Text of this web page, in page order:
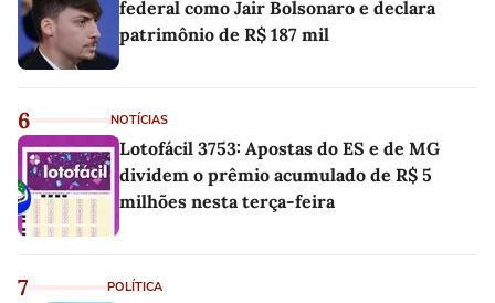
federal como Jair Bolsonaro e declara
patrimônio de R$ 187 mil
6 NOTÍCIAS
Lotofácil 3753: Apostas do ES e de MG
dividem o prêmio acumulado de R$ 5
milhões nesta terça-feira
7 POLÍTICA